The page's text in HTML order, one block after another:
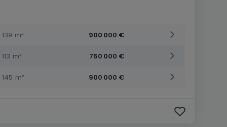
139 m² 900 000 €
113 m² 750 000 €
145 m² 900 000 €